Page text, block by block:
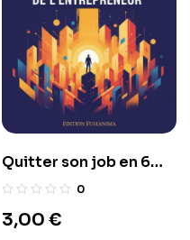
Quitter son job en 6
mois : Le guide de
l’entrepreneur.
0
3,00 €